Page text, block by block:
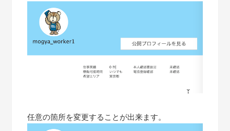
任意の箇所を変更することが出来ます。